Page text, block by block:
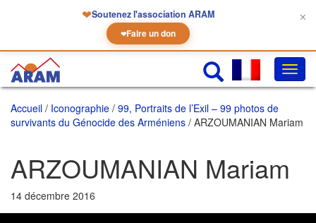
❤Soutenez l'association ARAM
❤Faire un don
✕
la
Accueil / Iconographie / 99, Portraits de l’Exil – 99 photos de
survivants du Génocide des Arméniens / ARZOUMANIAN Mariam
ARZOUMANIAN Mariam
14 décembre 2016